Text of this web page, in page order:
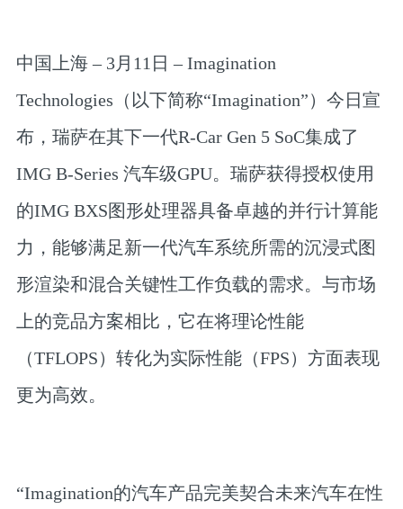
中国上海– 3月 11 日 – Imagination
Technologies（以下简称“Imagination”）今日宣
布，瑞萨在其下一代R-Car Gen 5 SoC集成了
IMG B-Series 汽车级GPU。瑞萨获得授权使用
的IMG BXS图形处理器具备卓越的并行计算能
力，能够满足新一代汽车系统所需的沉浸式图
形渲染和混合关键性工作负载的需求。与市场
上的竞品方案相比，它在将理论性能
（TFLOPS）转化为实际性能（FPS）方面表现
更为高效。
“Imagination的汽车产品完美契合未来汽车在性